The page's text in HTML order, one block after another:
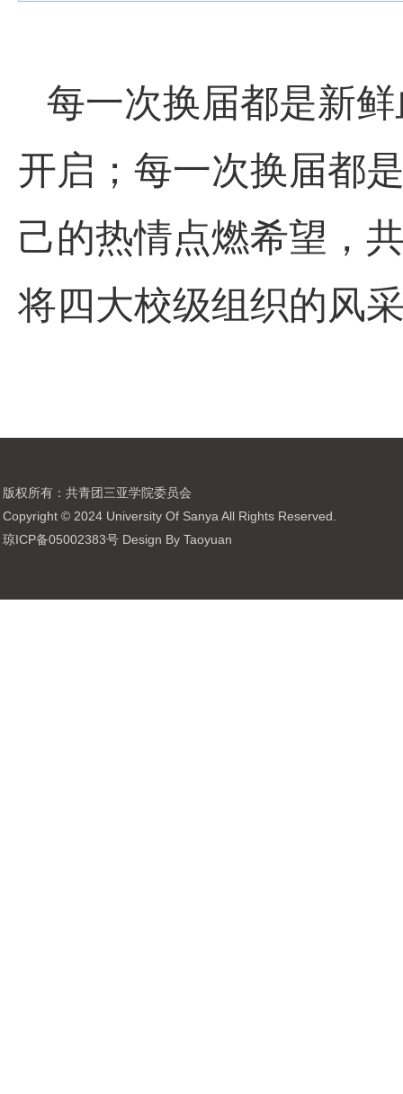
每一次换届都是新
开启；每一次换届都
己的热情点燃希望，
将四大校级组织的风
版权所有：共青团三亚学院委员会
Copyright © 2024 University Of Sanya All Rights Reserved.
琼ICP备05002383号 Design By Taoyuan